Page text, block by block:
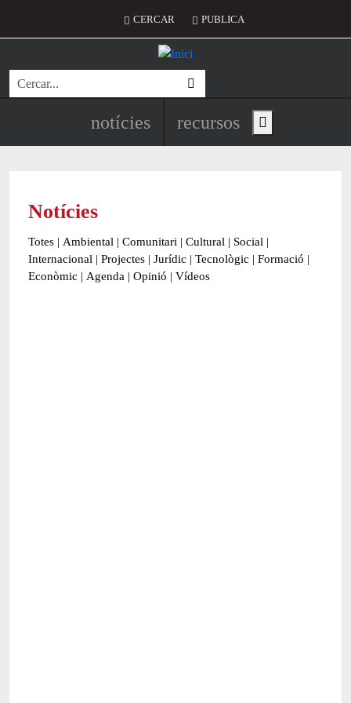
Menú del compte d'usuari
CERCAR PUBLICA
Cerca
Navegació principal de
notícies recursos Show main menu
Notícies
Totes | Ambiental | Comunitari | Cultural | Social |
Internacional | Projectes | Jurídic | Tecnològic | Formació |
Econòmic | Agenda | Opinió | Vídeos